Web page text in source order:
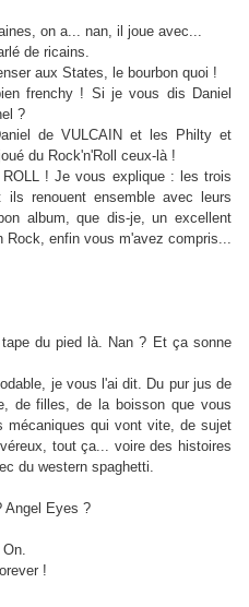
on a... nan, il joue avec...
de ricains.
aux States, le bourbon quoi !
frenchy ! Si je vous dis Daniel
?
de VULCAIN et les Philty et
du Rock'n'Roll ceux-là !
! Je vous explique : les trois
renouent ensemble avec leurs
album, que dis-je, un excellent
Rock, enfin vous m'avez compris...
du pied là. Nan ? Et ça sonne
je vous l'ai dit. Du pur jus de
de filles, de la boisson que vous
mécaniques qui vont vite, de sujet
tout ça... voire des histoires
du western spaghetti.
Angel Eyes ?
!